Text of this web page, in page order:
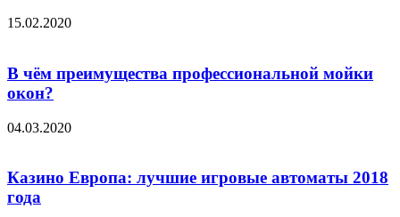
15.02.2020
В чём преимущества профессиональной мойки
окон?
04.03.2020
Казино Европа: лучшие игровые автоматы 2018
года